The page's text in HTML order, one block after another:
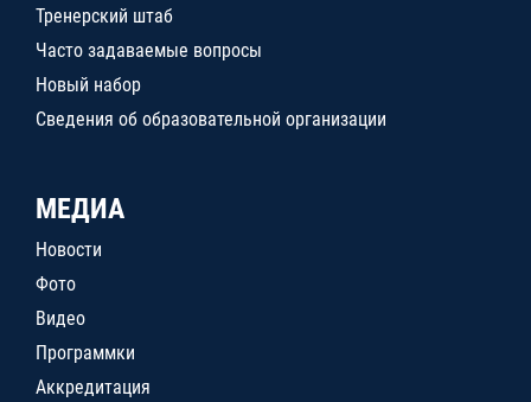
Тренерский штаб
Часто задаваемые вопросы
Новый набор
Сведения об образовательной организации
МЕДИА
Новости
Фото
Видео
Программки
Аккредитация